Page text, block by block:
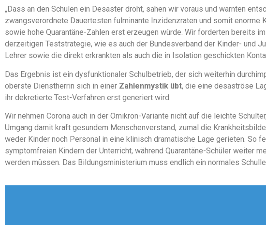
„Dass an den Schulen ein Desaster droht, sahen wir voraus und warnten
zwangsverordnete Dauertesten fulminante Inzidenzraten und somit enorme
sowie hohe Quarantäne-Zahlen erst erzeugen würde. Wir forderten bereits
derzeitigen Teststrategie, wie es auch der Bundesverband der Kinder- und
Lehrer sowie die direkt erkrankten als auch die in Isolation geschickten
Das Ergebnis ist ein dysfunktionaler Schulbetrieb, der sich weiterhin
oberste Dienstherrin sich in einer Zahlenmystik übt, die eine desaströse
ihr dekretierte Test-Verfahren erst generiert wird.
Wir nehmen Corona auch in der Omikron-Variante nicht auf die leichte
Umgang damit kraft gesundem Menschenverstand, zumal die
weder Kinder noch Personal in eine klinisch dramatische Lage gerieten. So
symptomfreien Kindern der Unterricht, während Quarantäne-Schüler weiter
werden müssen. Das Bildungsministerium muss endlich ein normales